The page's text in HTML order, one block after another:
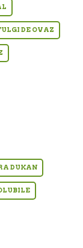
DE OVAZ
DUKAN